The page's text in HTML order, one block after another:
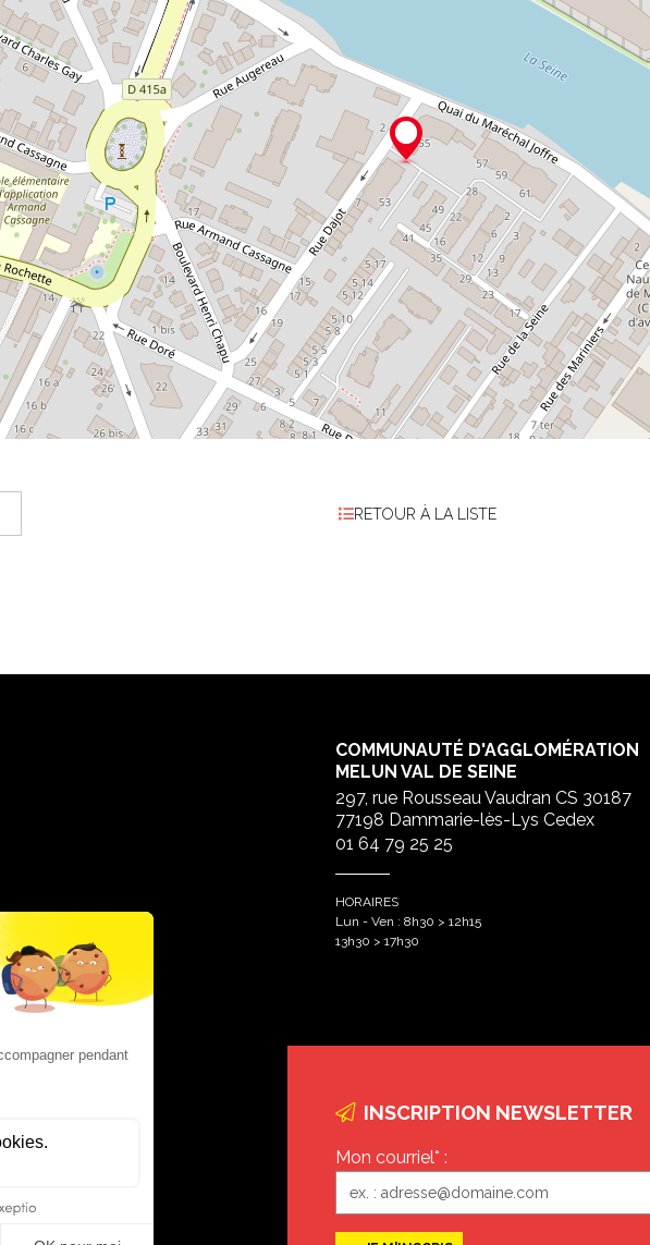
RETOUR À LA LISTE
COMMUNAUTÉ D'AGGLOMÉRATION
MELUN VAL DE SEINE
297, rue Rousseau Vaudran CS 30187
77198 Dammarie-lès-Lys Cedex
01 64 79 25 25
HORAIRES
Lun - Ven : 8h30 > 12h15
13h30 > 17h30
INSCRIPTION NEWSLETTER
Mon courriel* :